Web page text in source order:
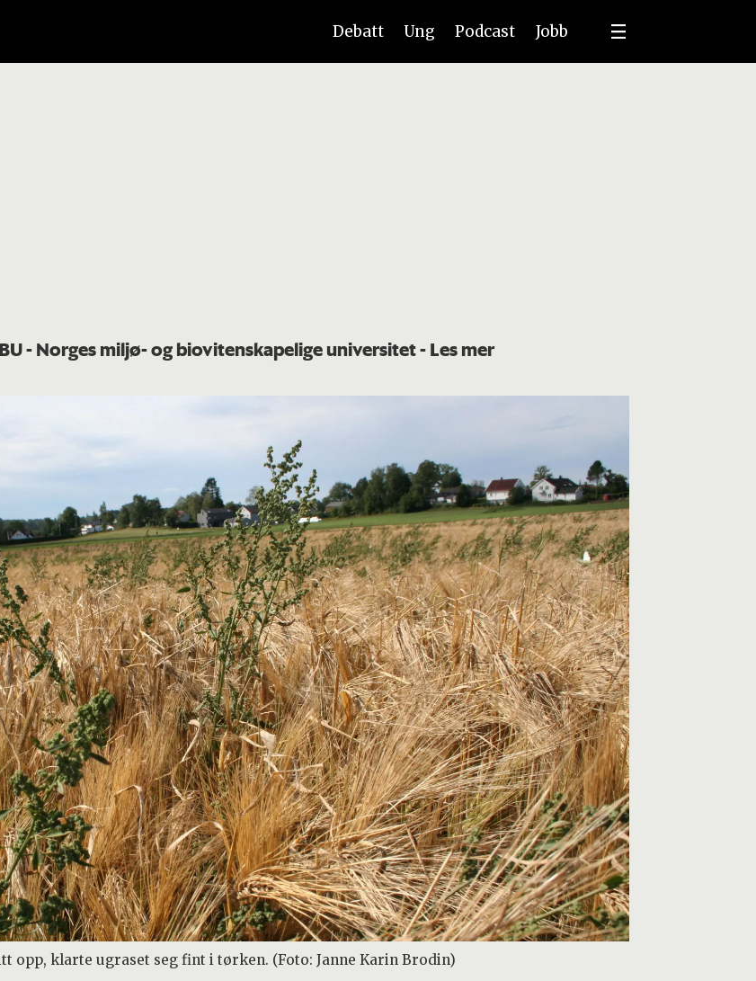
Debatt Ung Podcast Jobb
- Norges miljø- og biovitenskapelige universitet- Les mer
opp, klarte ugraset seg fint i tørken. (Foto: Janne Karin Brodin)